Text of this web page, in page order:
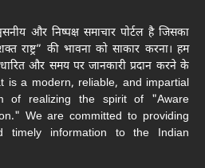
और निष्पक्ष समाचार पोर्टल है जिसका
राष्ट्र” की भावना को साकार करना। हम
और समय पर जानकारी प्रदान करने के
is a modern, reliable, and impartial
of realizing the spirit of "Aware
We are committed to providing
timely information to the Indian